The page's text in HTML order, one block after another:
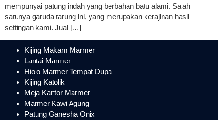
mempunyai patung indah yang berbahan batu alami. Salah
satunya garuda tarung ini, yang merupakan kerajinan hasil
settingan kami. Jual […]
Kijing Makam Marmer
Lantai Marmer
Hiolo Marmer Tempat Dupa
Kijing Katolik
Meja Kantor Marmer
Marmer Kawi Agung
Patung Ganesha Onix